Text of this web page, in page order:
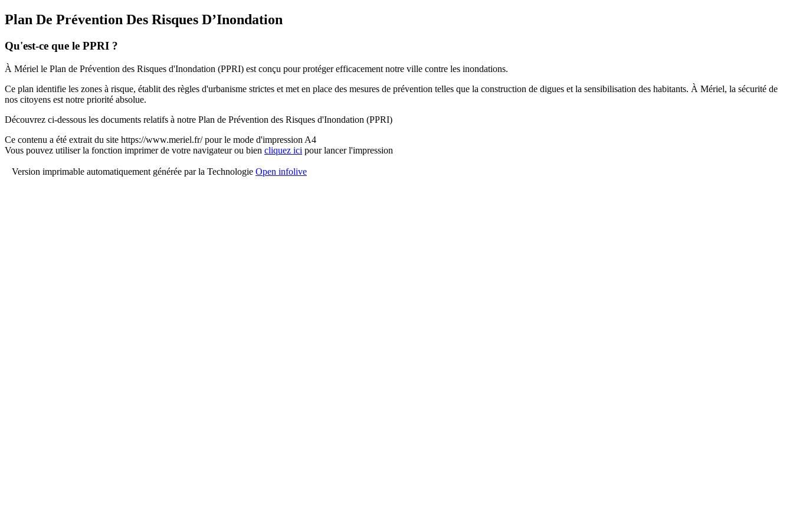
Plan De Prévention Des Risques D’Inondation
Qu'est-ce que le PPRI ?
À Mériel le Plan de Prévention des Risques d'Inondation (PPRI) est conçu pour protéger efficacement notre ville contre les inondations.
Ce plan identifie les zones à risque, établit des règles d'urbanisme strictes et met en place des mesures de prévention telles que la construction de digues et la sensibilisation des habitants. À Mériel, la sécurité de
nos citoyens est notre priorité absolue.
Découvrez ci-dessous les documents relatifs à notre Plan de Prévention des Risques d'Inondation (PPRI)
Ce contenu a été extrait du site https://www.meriel.fr/ pour le mode d'impression A4
Vous pouvez utiliser la fonction imprimer de votre navigateur ou bien cliquez ici pour lancer l'impression
Version imprimable automatiquement générée par la Technologie Open infolive